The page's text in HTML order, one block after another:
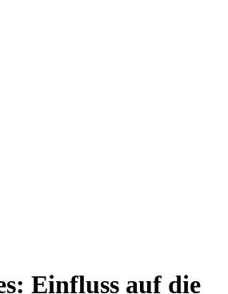
Einfluss auf die